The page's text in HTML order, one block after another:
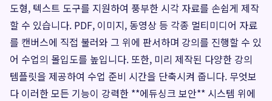
도형, 텍스트 도구를 지원하여 풍부한 시각 자료를 손쉽게 제작
할 수 있습니다. PDF, 이미지, 동영상 등 각종 멀티미디어 자료
를 캔버스에 직접 불러와 그 위에 판서하며 강의를 진행할 수 있
어 수업의 몰입도를 높입니다. 또한, 미리 제작된 다양한 강의
템플릿을 제공하여 수업 준비 시간을 단축시켜 줍니다. 무엇보
다 이러한 모든 기능이 강력한 **에듀싱크 보안** 시스템 위에